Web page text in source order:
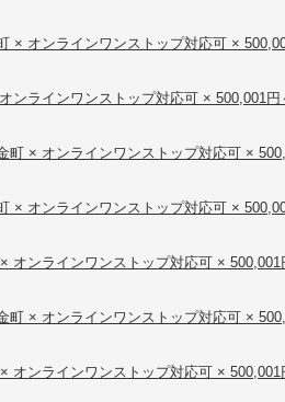
× オンラインワンストップ対応可 ×
ンラインワンストップ対応可 × 500,001円
町 × オンラインワンストップ対応可 ×
× オンラインワンストップ対応可 ×
オンラインワンストップ対応可 × 500,001
町 × オンラインワンストップ対応可 ×
オンラインワンストップ対応可 × 500,001